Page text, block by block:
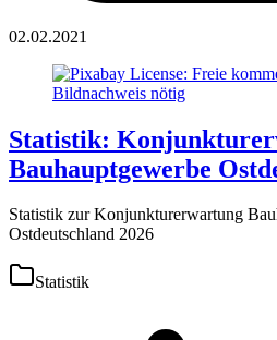
02.02.2021
Statistik:
Bauhauptgewerbe
Statistik zur Konjunkturerwartung
Ostdeutschland 2026
Statistik